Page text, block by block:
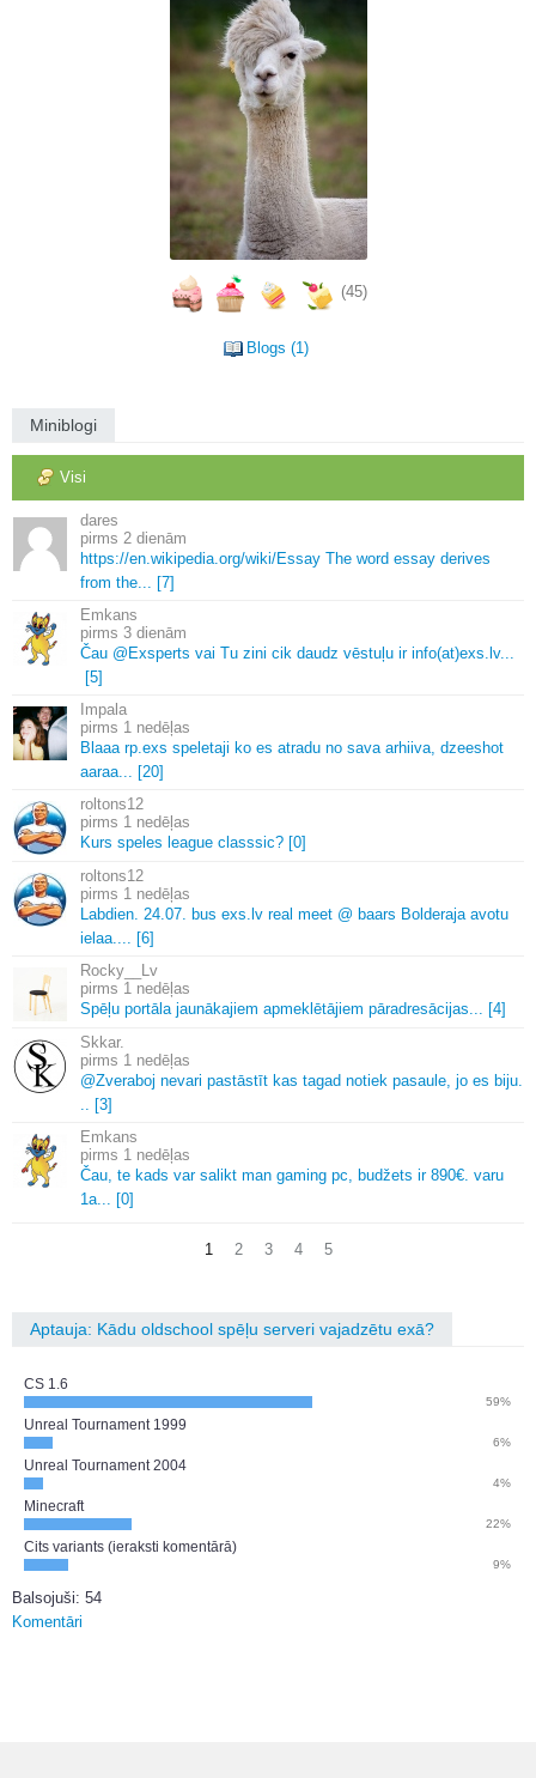
(45)
Blogs (1)
Miniblogi
Visi
dares
2 dienām
https://en. wikipedia. org/wiki/Essay The word essay derives
from the.
[7]
Emkans
3 dienām
Čau @Exsperts vai Tu zini cik daudz vēstuļu ir info(at)exs. lv.
[5]
Impala
1 nedēļas
Blaaa rp. exs speletaji ko es atradu no sava arhiiva, dzeeshot
aaraa.
[20]
roltons12
1 nedēļas
Kurs speles league classsic? [0]
roltons12
1 nedēļas
Labdien. 24. 07. bus exs. lv real meet @ baars Bolderaja avotu
ielaa.
[6]
Rocky__Lv
1 nedēļas
Spēļu portāla jaunākajiem apmeklētājiem pāradresācijas.
[4]
Skkar.
1 nedēļas
@Zveraboj nevari pastāstīt kas tagad notiek pasaule, jo es biju.
[3]
Emkans
1 nedēļas
Čau, te kads var salikt man gaming pc, budžets ir 890€. varu
1a.
[0]
1 2 3 4 5
Aptauja: Kādu oldschool spēļu serveri vajadzētu exā?
CS 1.6
59%
Unreal Tournament 1999
6%
Unreal Tournament 2004
4%
Minecraft
22%
Cits variants (ieraksti komentārā)
9%
Balsojuši: 54
Komentāri